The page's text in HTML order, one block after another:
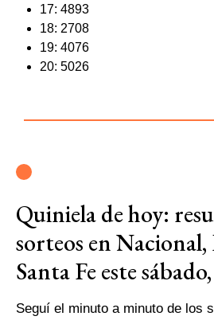
17: 4893
18: 2708
19: 4076
20: 5026
Quiniela de hoy:
sorteos en
Santa Fe este
Seguí el minuto a minuto de los